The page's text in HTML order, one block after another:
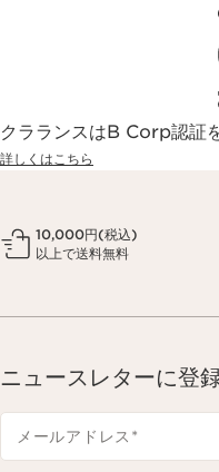
クラランスはB Corp認証
詳しくはこちら
10,000円(税込)
以上で送料無料
ニュースレターに登
メールアドレス *